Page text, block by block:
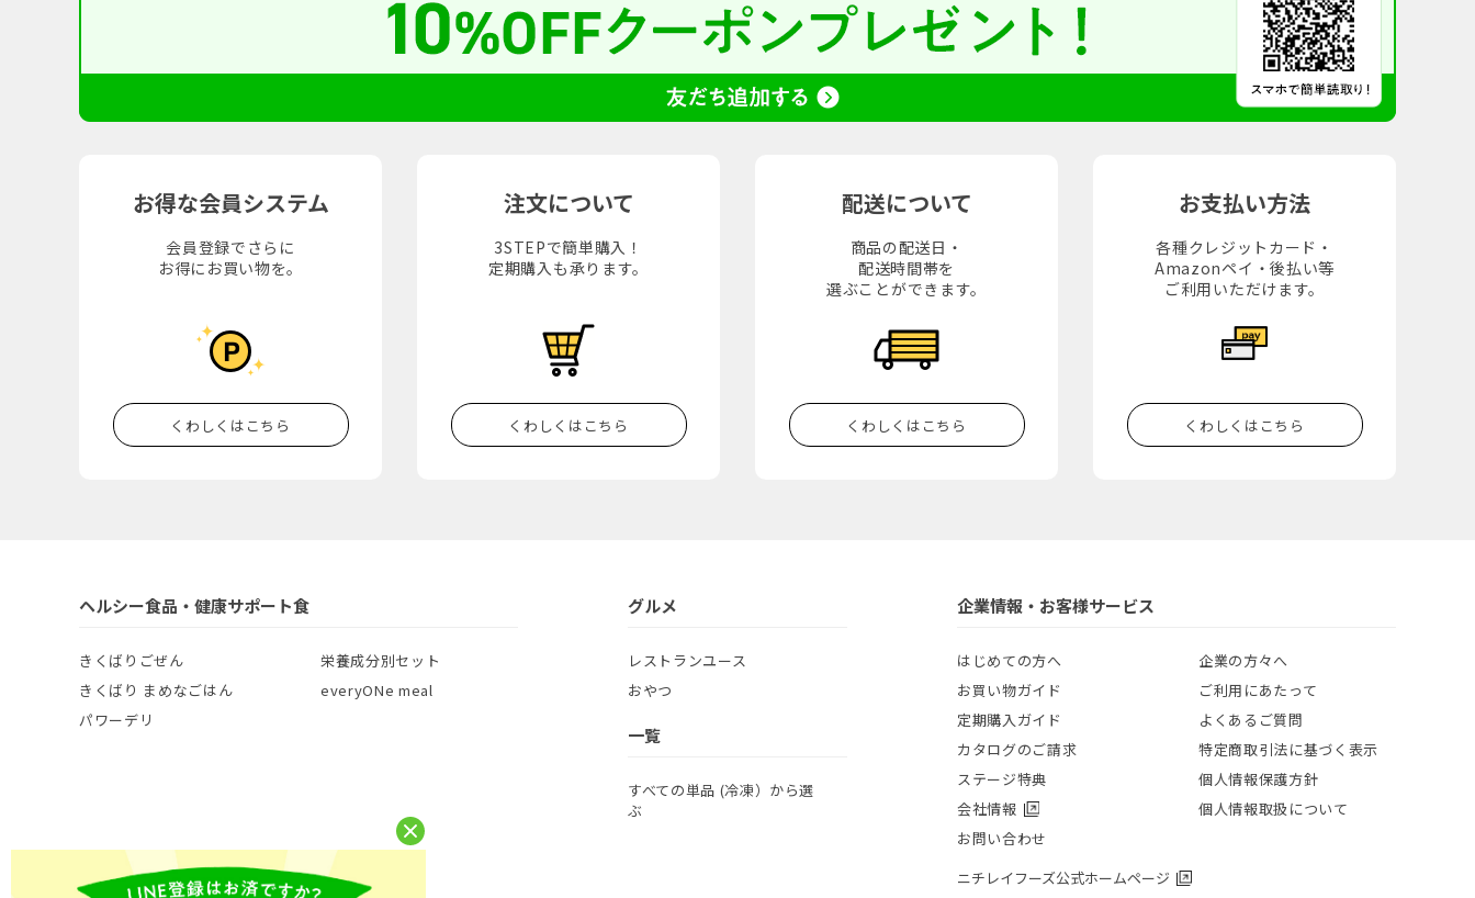
お得な会員システム
会員登録でさらに
お得にお買い物を。
くわしくはこちら
注文について
3STEPで簡単購入！
定期購入も承ります。
くわしくはこちら
配送について
商品の配送日・
配送時間帯を
選ぶことができます。
くわしくはこちら
お支払い方法
各種クレジットカード・
Amazonペイ・後払い等
ご利用いただけます。
くわしくはこちら
ヘルシー食品・健康サポート食
きくばりごぜん
きくばり まめなごはん
パワーデリ
栄養成分別セット
everyONe meal
グルメ
レストランユース
おやつ
一覧
すべての単品 (冷凍）から選
ぶ
企業情報・お客様サービス
はじめての方へ
お買い物ガイド
定期購入ガイド
カタログのご請求
ステージ特典
会社情報
お問い合わせ
企業の方々へ
ご利用にあたって
よくあるご質問
特定商取引法に基づく表示
個人情報保護方針
個人情報取扱について
ニチレイフーズ公式ホームページ